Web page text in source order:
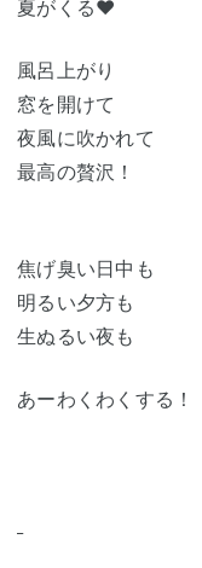
夏がくる♥
風呂上がり
窓を開けて
夜風に吹かれて
最高の贅沢！
焦げ臭い日中も
明るい夕方も
生ぬるい夜も
あーわくわくする！